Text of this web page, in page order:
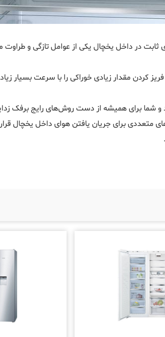
ثابت در داخل یخچال یکی از عوامل تازگی و
کردن مقدار زیادی خوراکی را با سرعت بسیار
و شما برای همیشه از دست روش‌های رایج برفک
متعددی برای جریان یافتن هوای داخل یخچال